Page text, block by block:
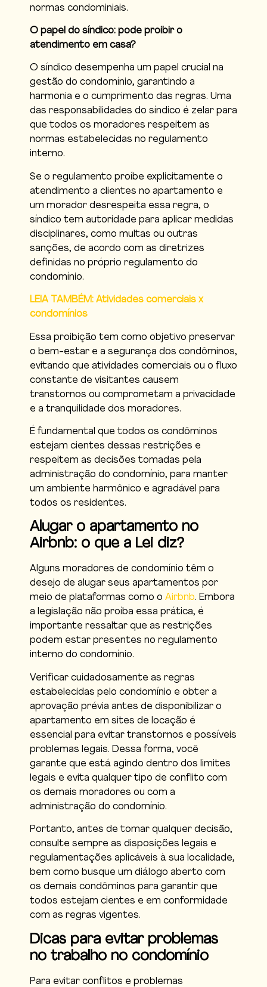
normas condominiais.
O papel do síndico: pode proibir o
atendimento em casa?
O síndico desempenha um papel crucial na
gestão do condomínio, garantindo a
harmonia e o cumprimento das regras. Uma
das responsabilidades do síndico é zelar para
que todos os moradores respeitem as
normas estabelecidas no regulamento
interno.
Se o regulamento proíbe explicitamente o
atendimento a clientes no apartamento e
um morador desrespeita essa regra, o
síndico tem autoridade para aplicar medidas
disciplinares, como multas ou outras
sanções, de acordo com as diretrizes
definidas no próprio regulamento do
condomínio.
LEIA TAMBÉM: Atividades comerciais x
condomínios
Essa proibição tem como objetivo preservar
o bem-estar e a segurança dos condôminos,
evitando que atividades comerciais ou o fluxo
constante de visitantes causem
transtornos ou comprometam a privacidade
e a tranquilidade dos moradores.
É fundamental que todos os condôminos
estejam cientes dessas restrições e
respeitem as decisões tomadas pela
administração do condomínio, para manter
um ambiente harmônico e agradável para
todos os residentes.
Alugar o apartamento no
Airbnb: o que a Lei diz?
Alguns moradores de condomínio têm o
desejo de alugar seus apartamentos por
meio de plataformas como o Airbnb. Embora
a legislação não proíba essa prática, é
importante ressaltar que as restrições
podem estar presentes no regulamento
interno do condomínio.
Verificar cuidadosamente as regras
estabelecidas pelo condomínio e obter a
aprovação prévia antes de disponibilizar o
apartamento em sites de locação é
essencial para evitar transtornos e possíveis
problemas legais. Dessa forma, você
garante que está agindo dentro dos limites
legais e evita qualquer tipo de conflito com
os demais moradores ou com a
administração do condomínio.
Portanto, antes de tomar qualquer decisão,
consulte sempre as disposições legais e
regulamentações aplicáveis à sua localidade,
bem como busque um diálogo aberto com
os demais condôminos para garantir que
todos estejam cientes e em conformidade
com as regras vigentes.
Dicas para evitar problemas
no trabalho no condomínio
Para evitar conflitos e problemas